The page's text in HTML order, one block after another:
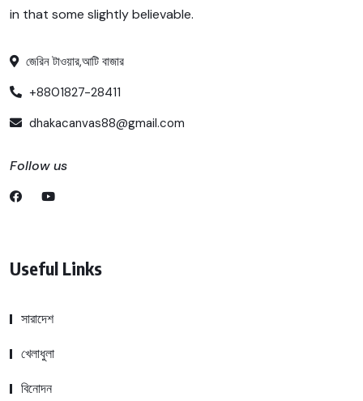
in that some slightly believable.
জেরিন টাওয়ার,আটি বাজার
+8801827-28411
dhakacanvas88@gmail.com
Follow us
Useful Links
সারাদেশ
খেলাধুলা
বিনোদন